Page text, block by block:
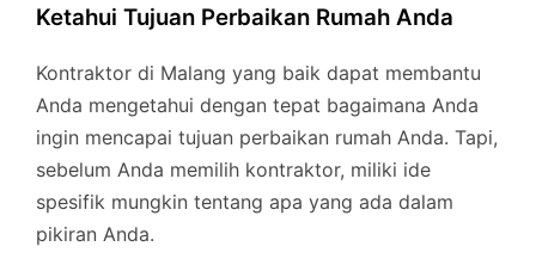
Ketahui Tujuan Perbaikan Rumah Anda
Kontraktor di Malang yang baik dapat membantu
Anda mengetahui dengan tepat bagaimana Anda
ingin mencapai tujuan perbaikan rumah Anda. Tapi,
sebelum Anda memilih kontraktor, miliki ide
spesifik mungkin tentang apa yang ada dalam
pikiran Anda.